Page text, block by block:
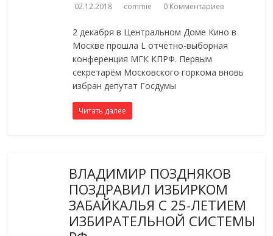
02.12.2018 commie 0 Комментариев
2 декабря в Центральном Доме Кино в
Москве прошла L отчётно-выборная
конференция МГК КПРФ. Первым
секретарём Московского горкома вновь
избран депутат Госдумы
Читать далее
ВЛАДИМИР ПОЗДНЯКОВ
ПОЗДРАВИЛ ИЗБИРКОМ
ЗАБАЙКАЛЬЯ С 25-ЛЕТИЕМ
ИЗБИРАТЕЛЬНОЙ СИСТЕМЫ